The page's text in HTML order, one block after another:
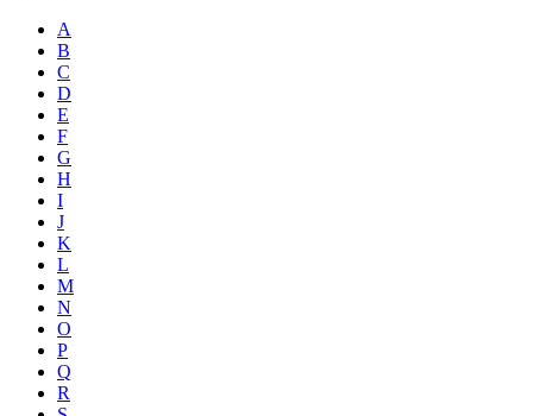
A
B
C
D
E
F
G
H
I
J
K
L
M
N
O
P
Q
R